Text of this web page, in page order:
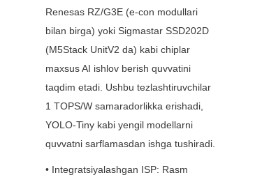
Renesas RZ/G3E (e-con modullari
bilan birga) yoki Sigmastar SSD202D
(M5Stack UnitV2 da) kabi chiplar
maxsus AI ishlov berish quvvatini
taqdim etadi. Ushbu tezlashtiruvchilar
1 TOPS/W samaradorlikka erishadi,
YOLO-Tiny kabi yengil modellarni
quvvatni sarflamasdan ishga tushiradi.
• Integratsiyalashgan ISP: Rasm